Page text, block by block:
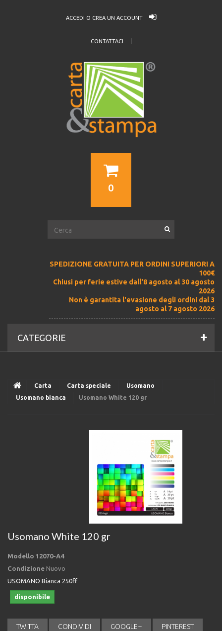
ACCEDI O CREA UN ACCOUNT
CONTATTACI
0
SPEDIZIONE GRATUITA PER ORDINI SUPERIORI A
100€
Chiusi per ferie estive dall'8 agosto al 30 agosto
2026
Non è garantita l'evasione degli ordini dal 3
agosto al 7 agosto 2026
CATEGORIE
Carta Carta speciale
Usomano
Usomano bianca
Usomano White 120 gr
Usomano White 120 gr
Modello 12070-A4
Condizione Nuovo
USOMANO Bianca 250ff
disponibile
TWITTA CONDIVIDI GOOGLE+ PINTEREST